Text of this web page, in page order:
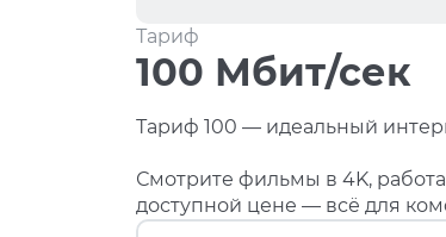
Тариф
100 Мбит/сек
Тариф 100 — идеальный
Смотрите фильмы в 4K,
доступной цене — всё для